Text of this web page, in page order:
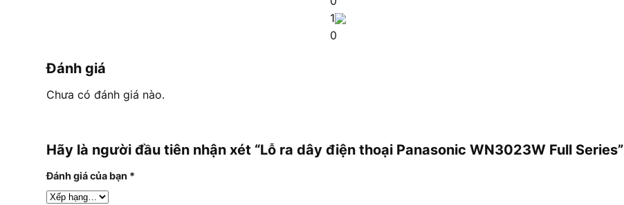
1
0
Đánh giá
Chưa có đánh giá nào.
Hãy là người đầu tiên nhận xét “Lỗ ra dây điện thoại Panasonic WN3023W Full Series”
Đánh giá của bạn *